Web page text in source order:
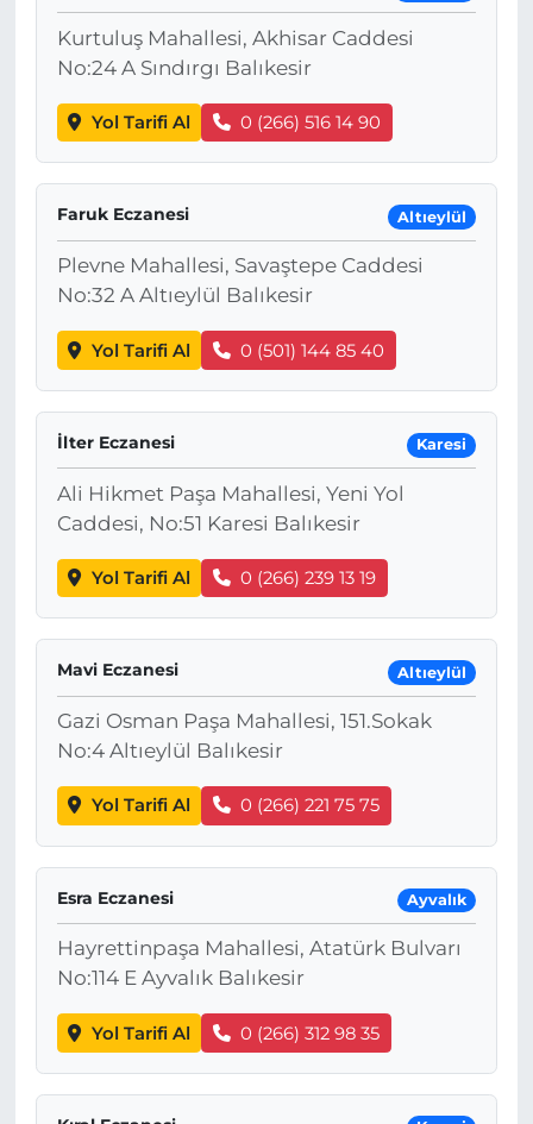
Kurtuluş Mahallesi, Akhisar Caddesi
No:24 A Sındırgı Balıkesir
Yol Tarifi Al 0 (266) 516 14 90
Faruk Eczanesi Altıeylül
Plevne Mahallesi, Savaştepe Caddesi
No:32 A Altıeylül Balıkesir
Yol Tarifi Al 0 (501) 144 85 40
İlter Eczanesi Karesi
Ali Hikmet Paşa Mahallesi, Yeni Yol
Caddesi, No:51 Karesi Balıkesir
Yol Tarifi Al 0 (266) 239 13 19
Mavi Eczanesi Altıeylül
Gazi Osman Paşa Mahallesi, 151.Sokak
No:4 Altıeylül Balıkesir
Yol Tarifi Al 0 (266) 221 75 75
Esra Eczanesi Ayvalık
Hayrettinpaşa Mahallesi, Atatürk Bulvarı
No:114 E Ayvalık Balıkesir
Yol Tarifi Al 0 (266) 312 98 35